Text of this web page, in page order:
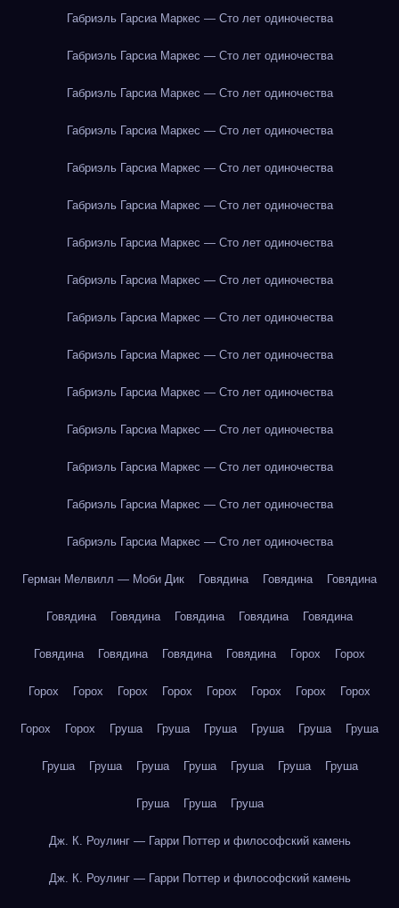
Габриэль Гарсиа Маркес — Сто лет одиночества
Габриэль Гарсиа Маркес — Сто лет одиночества
Габриэль Гарсиа Маркес — Сто лет одиночества
Габриэль Гарсиа Маркес — Сто лет одиночества
Габриэль Гарсиа Маркес — Сто лет одиночества
Габриэль Гарсиа Маркес — Сто лет одиночества
Габриэль Гарсиа Маркес — Сто лет одиночества
Габриэль Гарсиа Маркес — Сто лет одиночества
Габриэль Гарсиа Маркес — Сто лет одиночества
Габриэль Гарсиа Маркес — Сто лет одиночества
Габриэль Гарсиа Маркес — Сто лет одиночества
Габриэль Гарсиа Маркес — Сто лет одиночества
Габриэль Гарсиа Маркес — Сто лет одиночества
Габриэль Гарсиа Маркес — Сто лет одиночества
Габриэль Гарсиа Маркес — Сто лет одиночества
Герман Мелвилл — Моби Дик Говядина Говядина Говядина
Говядина Говядина Говядина Говядина Говядина
Говядина Говядина Говядина Говядина Горох Горох
Горох Горох Горох Горох Горох Горох Горох Горох
Горох Горох Груша Груша Груша Груша Груша Груша
Груша Груша Груша Груша Груша Груша Груша
Груша Груша Груша
Дж. К. Роулинг — Гарри Поттер и философский камень
Дж. К. Роулинг — Гарри Поттер и философский камень